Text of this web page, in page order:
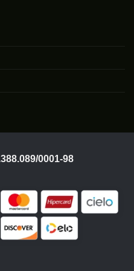
0001-98